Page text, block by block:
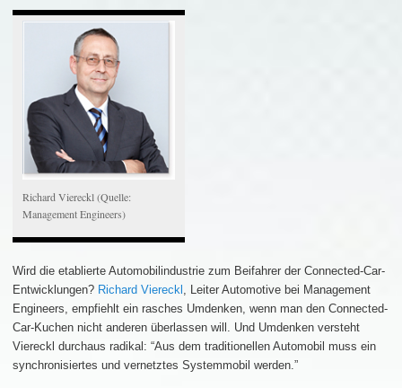
Richard Viereckl (Quelle:
Management Engineers)
Wird die etablierte Automobilindustrie zum Beifahrer der Connected-Car-
Entwicklungen? Richard Viereckl , Leiter Automotive bei Management
Engineers, empfiehlt ein rasches Umdenken, wenn man den Connected-
Car-Kuchen nicht anderen überlassen will. Und Umdenken versteht
Viereckl durchaus radikal: “Aus dem traditionellen Automobil muss ein
synchronisiertes und vernetztes Systemmobil werden.”